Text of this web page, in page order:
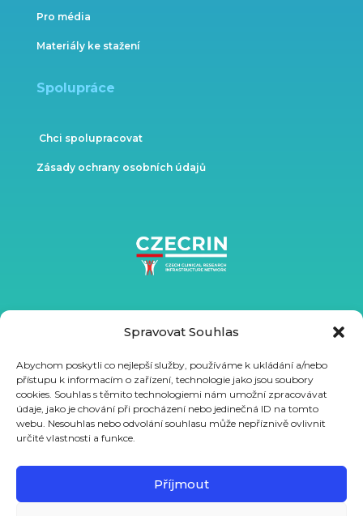
Spravovat Souhlas
Abychom poskytli co nejlepší služby, používáme k ukládání a/nebo
přístupu k informacím o zařízení, technologie jako jsou soubory
cookies. Souhlas s těmito technologiemi nám umožní zpracovávat
údaje, jako je chování při procházení nebo jedinečná ID na tomto
webu. Nesouhlas nebo odvolání souhlasu může nepříznivě ovlivnit
určité vlastnosti a funkce.
Příjmout
Pro média
Materiály ke stažení
Spolupráce
Chci spolupracovat
Zásady ochrany osobních údajů
projektem VVI CZECRIN (LM2023049) a z Evropského sociálního
fondu a Evropského fondu regionálního rozvoje projektem